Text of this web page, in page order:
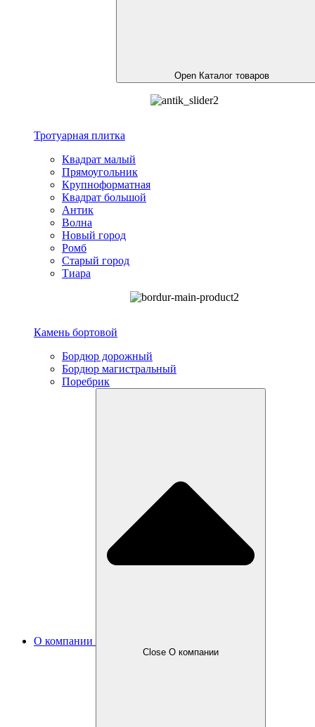
Open Каталог товаров
Тротуарная плитка
Квадрат малый
Прямоугольник
Крупноформатная
Квадрат большой
Антик
Волна
Новый город
Ромб
Старый город
Тиара
Камень бортовой
Бордюр дорожный
Бордюр магистральный
Поребрик
О компании
Close О компании